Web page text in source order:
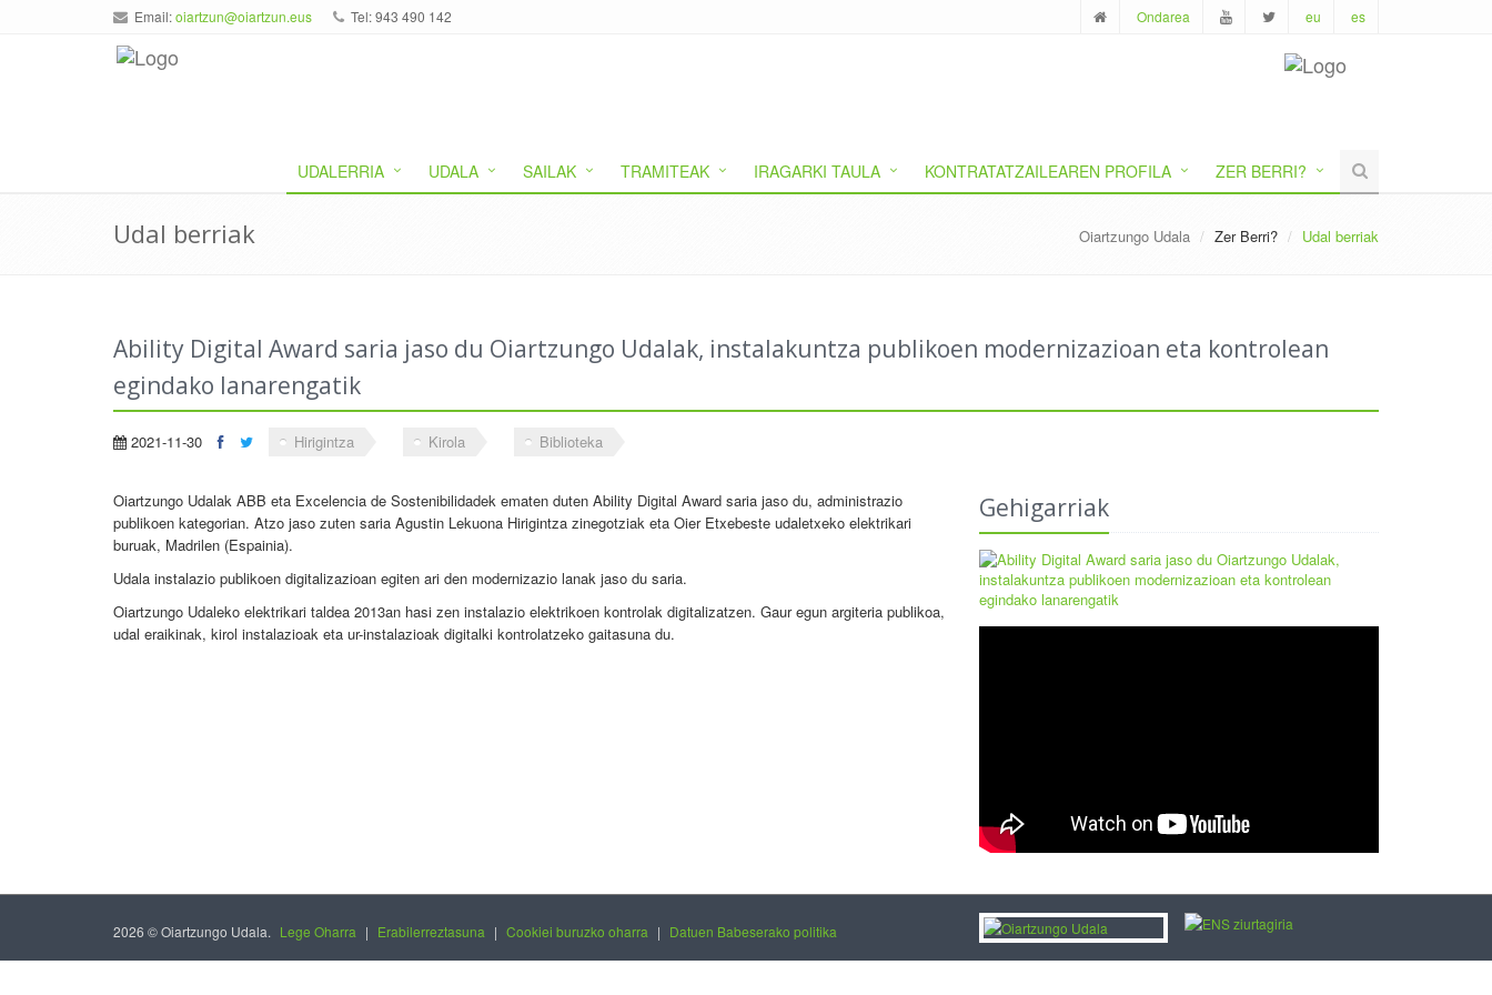
Email:oiartzun@oiartzun.eus Tel: 943 490 142 Ondarea eu es
UDALERRIA UDALA SAILAK TRAMITEAK IRAGARKI TAULA KONTRATATZAILEAREN PROFILA ZER BERRI?
Udal berriak Oiartzungo Udala Zer Berri? Udal berriak
Ability Digital Award saria jaso du Oiartzungo Udalak, instalakuntza publikoen modernizazioan eta kontrolean
egindako lanarengatik
2021-11-30 Hirigintza Kirola Biblioteka
Oiartzungo Udalak ABB eta Excelencia de Sostenibilidadek ematen duten Ability Digital Award saria jaso du, administrazio
publikoen kategorian. Atzo jaso zuten saria Agustin Lekuona Hirigintza zinegotziak eta Oier Etxebeste udaletxeko elektrikari
buruak, Madrilen (Espainia).
Udala instalazio publikoen digitalizazioan egiten ari den modernizazio lanak jaso du saria.
Oiartzungo Udaleko elektrikari taldea 2013an hasi zen instalazio elektrikoen kontrolak digitalizatzen. Gaur egun argiteria publikoa,
udal eraikinak, kirol instalazioak eta ur-instalazioak digitalki kontrolatzeko gaitasuna du.
Gehigarriak
2026 © Oiartzungo Udala. Lege Oharra | Erabilerreztasuna | Cookiei buruzko oharra | Datuen Babeserako politika